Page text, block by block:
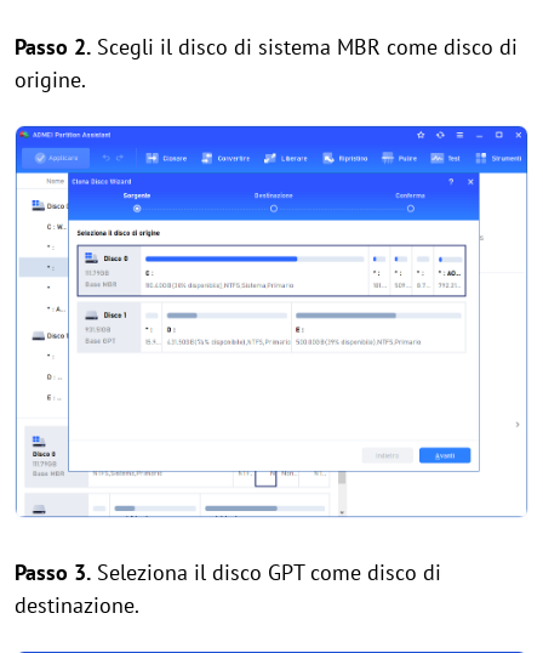
Passo 2. Scegli il disco di sistema MBR come disco di
origine.
Passo 3. Seleziona il disco GPT come disco di
destinazione.